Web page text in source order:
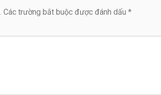
Các trường bắt buộc được đánh dấu *